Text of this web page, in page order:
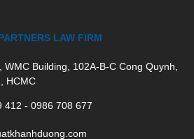
LAW FIRM
Building, 102A-B-C Cong Quynh,
HCMC
412 - 0986 708 677